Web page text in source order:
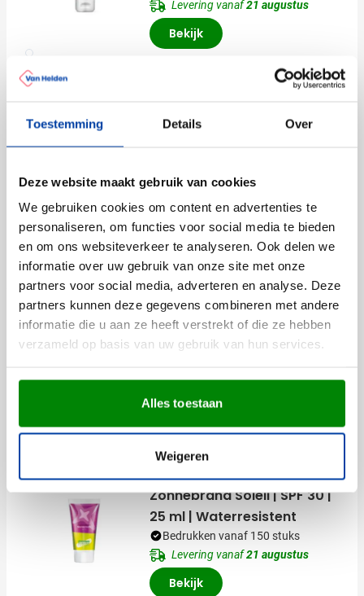
Toestemming Details Over
Deze website maakt gebruik van cookies
We gebruiken cookies om content en advertenties te
personaliseren, om functies voor social media te bieden
en om ons websiteverkeer te analyseren. Ook delen we
informatie over uw gebruik van onze site met onze
partners voor social media, adverteren en analyse. Deze
partners kunnen deze gegevens combineren met andere
informatie die u aan ze heeft verstrekt of die ze hebben
verzameld op basis van uw gebruik van hun services.
Alles toestaan
Weigeren
002
vanaf 2,70
Levering vanaf21 augustus
Bekijk
002
vanaf 1,35
Zonnebrand Factor 30 [30
Levering vanaf28 augustus
Bekijk
1,54
Zonnebrand | Factor 30 | 35
ml
Bedrukken vanaf 25 stuks
Bekijk
Zonnebrand Soleil | SPF 30 |
25 ml | Waterresistent
Bedrukken vanaf 150 stuks
Levering vanaf21 augustus
Bekijk